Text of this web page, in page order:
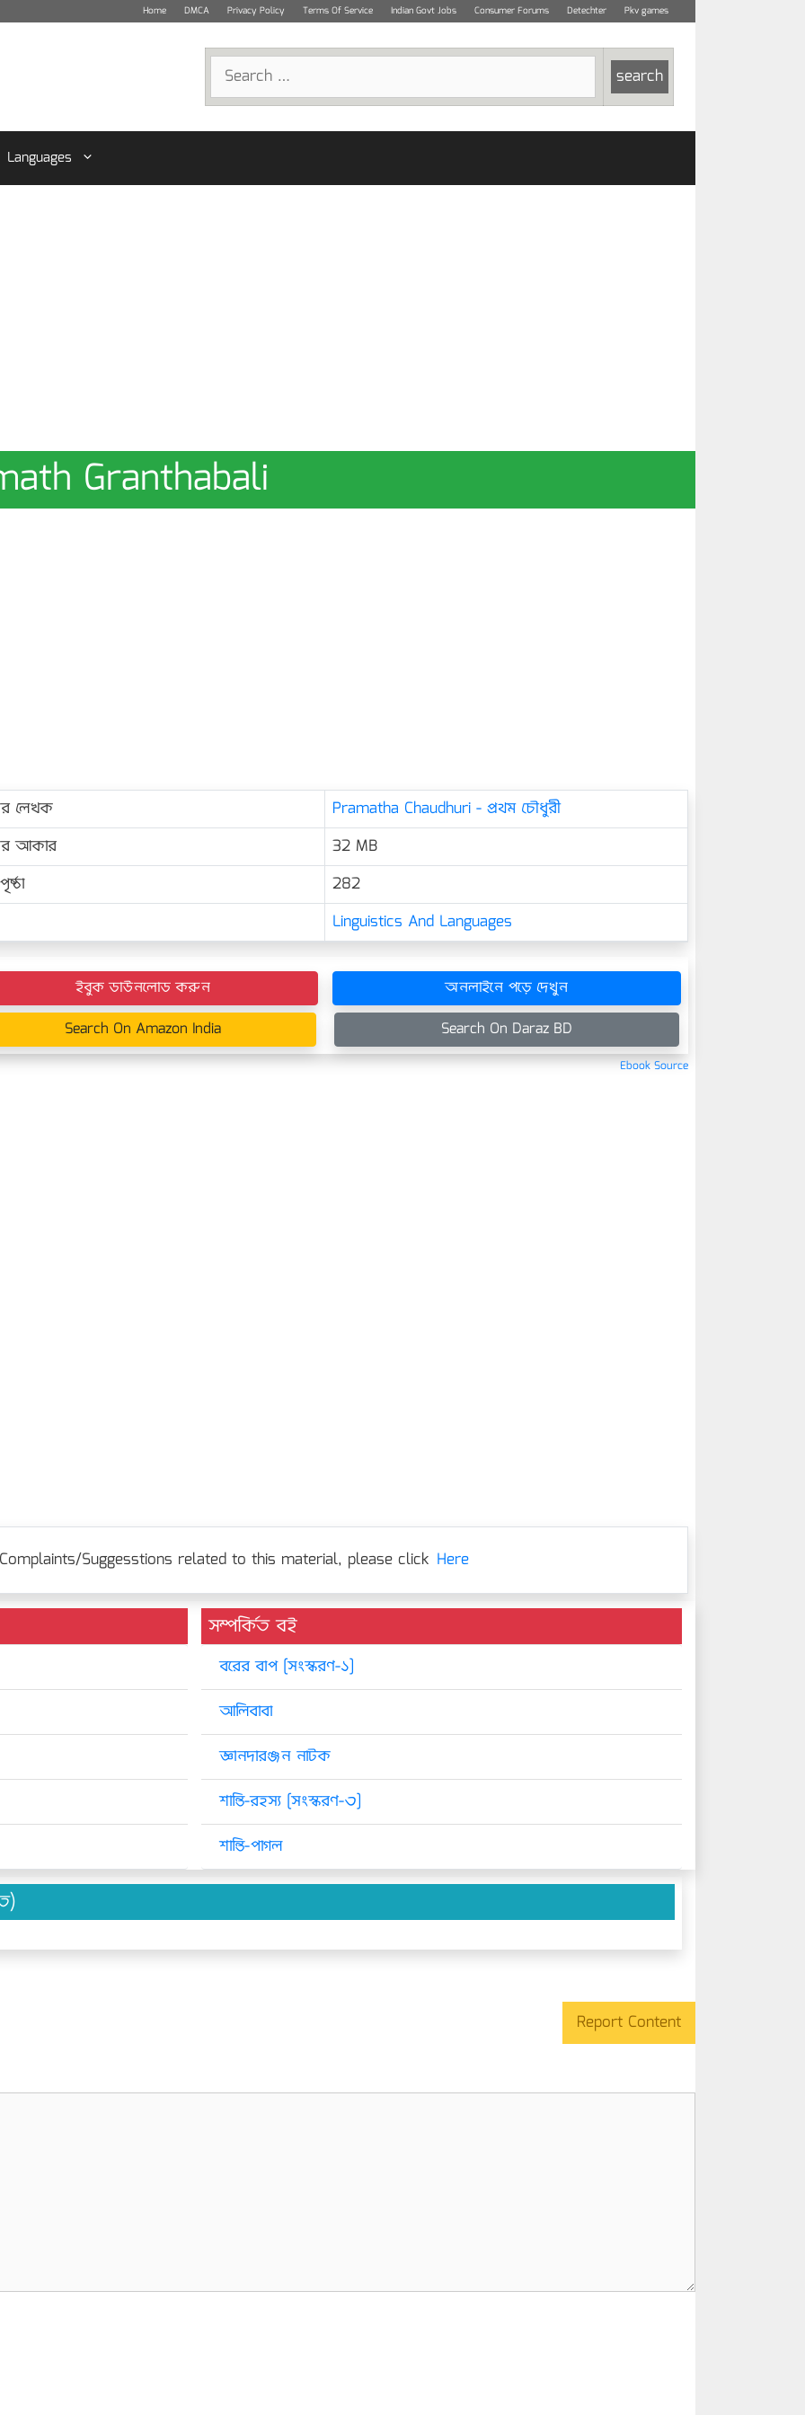
Home DMCA Privacy Policy Terms Of Service Indian Govt Jobs Consumer Forums Detechter Pkv games
Search
for:
Languages
Granthabali
লেখক
Pramatha Chaudhuri - প্রথম চৌধুরী
আকার
32 MB
282
Linguistics And Languages
ইবুক ডাউনলোড করুন
অনলাইনে পড়ে দেখুন
Search On Amazon India
Search On Daraz BD
Ebook Source
Suggesstions related to this material, please click Here
সম্পর্কিত বই
বরের বাপ [সংস্করণ-১]
আলিবাবা
জ্ঞানদারঞ্জন নাটক
শান্তি-রহস্য [সংস্করণ-৩]
শান্তি-পাগল
Report Content